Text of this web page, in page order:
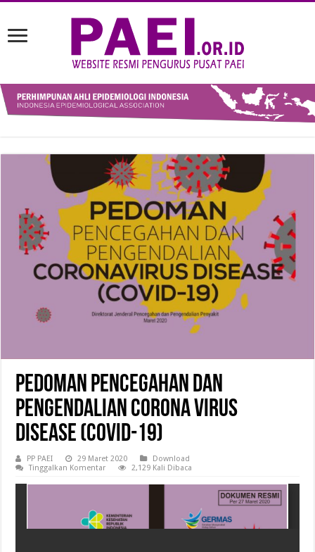
Pedoman Pencegahan dan
Pengendalian Corona Virus
Disease (Covid-19)
PP PAEI 29 Maret 2020
Download
Tinggalkan Komentar
2,129 Kali Dibaca